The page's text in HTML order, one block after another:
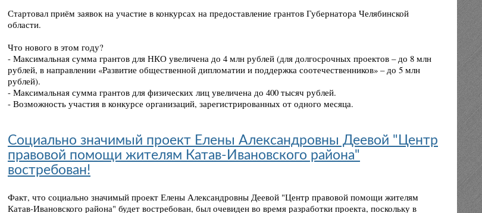
Стартовал приём заявок на участие в конкурсах на предоставление грантов Губернатора Челябинской
области.
Что нового в этом году?
- Максимальная сумма грантов для НКО увеличена до 4 млн рублей (для долгосрочных проектов – до 8 млн
рублей, в направлении «Развитие общественной дипломатии и поддержка соотечественников» – до 5 млн
рублей).
- Максимальная сумма грантов для физических лиц увеличена до 400 тысяч рублей.
- Возможность участия в конкурсе организаций, зарегистрированных от одного месяца.
Социально значимый проект Елены Александровны Деевой "Центр
правовой помощи жителям Катав-Ивановского района"
востребован!
Факт, что социально значимый проект Елены Александровны Деевой "Центр правовой помощи жителям
Катав-Ивановского района" будет востребован, был очевиден во время разработки проекта, поскольку в